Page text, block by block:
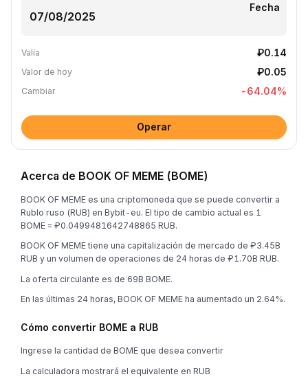
Fecha
Valía ₽0.14
Valor de hoy ₽0.05
Cambiar -64.04%
Operar
Acerca de BOOK OF MEME (BOME)
BOOK OF MEME es una criptomoneda que se puede convertir a
Rublo ruso (RUB) en Bybit-eu. El tipo de cambio actual es 1
BOME = ₽0.0499481642748865 RUB.
BOOK OF MEME tiene una capitalización de mercado de ₽3.45B
RUB y un volumen de operaciones de 24 horas de ₽1.70B RUB.
La oferta circulante es de 69B BOME.
En las últimas 24 horas, BOOK OF MEME ha aumentado un 2.64%.
Cómo convertir BOME a RUB
Ingrese la cantidad de BOME que desea convertir
La calculadora mostrará el equivalente en RUB